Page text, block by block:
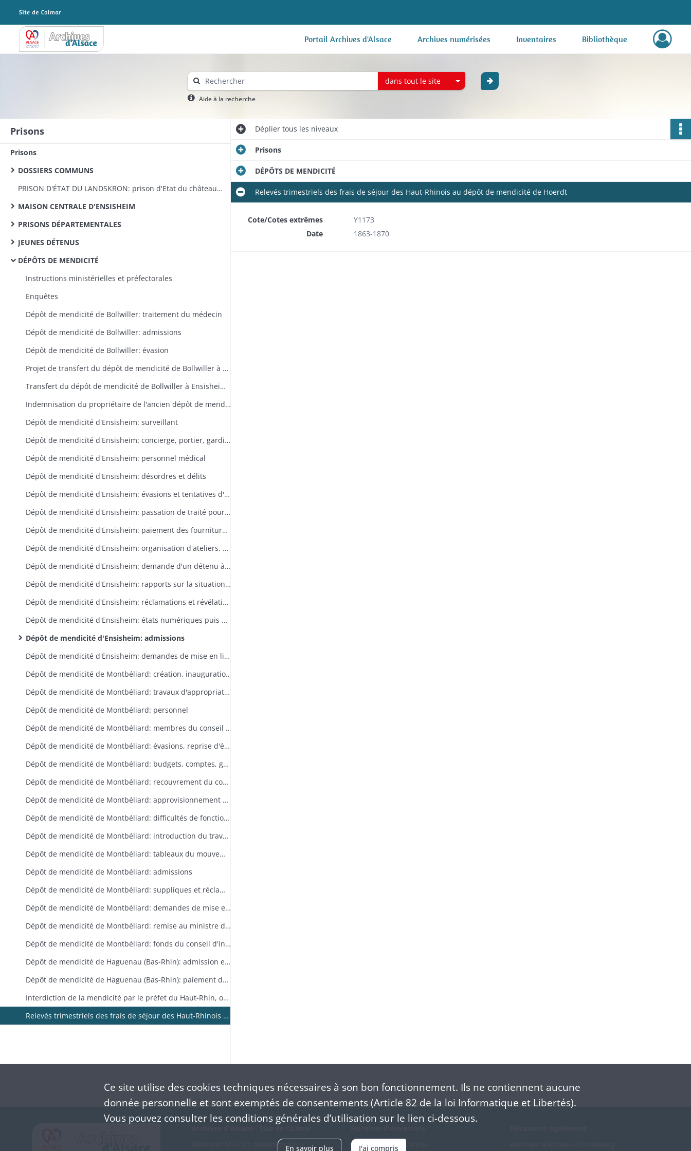
Archives Alsace - Colmar Portail Archives d'Alsace Archives numérisées Inventaires Bibliothèque
dans tout le site
Aide à la recherche
Prisons
Prisons
DOSSIERS COMMUNS
PRISON D'ÉTAT DU LANDSKRON: prison d'Etat du château du Landskron: remise par le Génie militaire, travaux d'appropriation et réparations, personnel
MAISON CENTRALE D'ENSISHEIM
PRISONS DÉPARTEMENTALES
JEUNES DÉTENUS
DÉPÔTS DE MENDICITÉ
Instructions ministérielles et préfectorales
Enquêtes
Dépôt de mendicité de Bollwiller: traitement du médecin
Dépôt de mendicité de Bollwiller: admissions
Dépôt de mendicité de Bollwiller: évasion
Projet de transfert du dépôt de mendicité de Bollwiller à Porrentruy
Transfert du dépôt de mendicité de Bollwiller à Ensisheim, aménagement et réparation du local retenu à Ensisheim, organisation et surveillance du dépôt d'Ensisheim
Indemnisation du propriétaire de l'ancien dépôt de mendicité de Bollwiller pour arriéré de loyer et dégradations
Dépôt de mendicité d'Ensisheim: surveillant
Dépôt de mendicité d'Ensisheim: concierge, portier, gardiens
Dépôt de mendicité d'Ensisheim: personnel médical
Dépôt de mendicité d'Ensisheim: désordres et délits
Dépôt de mendicité d'Ensisheim: évasions et tentatives d'évasion, reprise d'évadés, mesures préventives
Dépôt de mendicité d'Ensisheim: passation de traité pour l'entretien des détenus, difficultés entre le fournisseur et l'administration, achat et inventaire du mobilier
Dépôt de mendicité d'Ensisheim: paiement des fournitures, travaux et autres dépenses (mémoires, mandatement)
Dépôt de mendicité d'Ensisheim: organisation d'ateliers, gestion du produit du travail des détenus
Dépôt de mendicité d'Ensisheim: demande d'un détenu à travailler pour son compte
Dépôt de mendicité d'Ensisheim: rapports sur la situation sanitaire, soins aux détenus malades
Dépôt de mendicité d'Ensisheim: réclamations et révélations de détenus
Dépôt de mendicité d'Ensisheim: états numériques puis nominatifs des détenus
Dépôt de mendicité d'Ensisheim: admissions
Dépôt de mendicité d'Ensisheim: demandes de mise en liberté, libérations
Dépôt de mendicité de Montbéliard: création, inauguration, règlement intérieur, rapports sur la situation, surveillance et inspection
Dépôt de mendicité de Montbéliard: travaux d'appropriation du château de Montbéliard, entretien des bâtiments
Dépôt de mendicité de Montbéliard: personnel
Dépôt de mendicité de Montbéliard: membres du conseil d'inspection
Dépôt de mendicité de Montbéliard: évasions, reprise d'évadés, prévention des évasions
Dépôt de mendicité de Montbéliard: budgets, comptes, gestion des fonds, vérification de la caisse
Dépôt de mendicité de Montbéliard: recouvrement du contingent des communes
Dépôt de mendicité de Montbéliard: approvisionnement en denrées alimentaires, médicaments, etc.; paiement des fournisseurs
Dépôt de mendicité de Montbéliard: difficultés de fonctionnement pendant l'occupation des armées alliées, manque de fonds
Dépôt de mendicité de Montbéliard: introduction du travail, rapports sur la production, gestion des produits du travail, demandes de main-d’oeuvre qualifiée
Dépôt de mendicité de Montbéliard: tableaux du mouvement de la population et du produit des ateliers pour 1812 et le premier trimestre 1813
Dépôt de mendicité de Montbéliard: admissions
Dépôt de mendicité de Montbéliard: suppliques et réclamations de détenus
Dépôt de mendicité de Montbéliard: demandes de mise en liberté, libérations
Dépôt de mendicité de Montbéliard: remise au ministre de la Guerre du château de Montbéliard et transfert des mendiants au dépôt de Haguenau
Dépôt de mendicité de Montbéliard: fonds du conseil d'inspection du dépôt de mendicité de Montbéliard (correspondance passive, procès-verbaux de délibération)
Dépôt de mendicité de Haguenau (Bas-Rhin): admission et libération de mendiants haut-rhinois
Dépôt de mendicité de Haguenau (Bas-Rhin): paiement des frais d'entretien des Haut-Rhinois
Interdiction de la mendicité par le préfet du Haut-Rhin, ouverture du dépôt de Hoerdt (Bas-Rhin) aux mendiants haut-rhinois
Relevés trimestriels des frais de séjour des Haut-Rhinois au dépôt de mendicité de Hoerdt
Dépliertous les niveaux
Prisons
DÉPÔTS DE MENDICITÉ
Relevés trimestriels des frais de séjour des Haut-Rhinois au dépôt de mendicité de Hoerdt
Cote/Cotes extrêmes
Y1173
Date
1863-1870
Bâtiment M / Cité administrative
Du mardi au vendredi
Ce site utilise des cookiestechniques nécessaires à son bon fonctionnement. Ils ne contiennent aucune
donnée personnelle et sont exemptés de consentements (Article 82 de la loi Informatique et Libertés).
Vous pouvez consulter les conditions générales d’utilisation sur le lien ci-dessous.
En savoir plus J'ai compris